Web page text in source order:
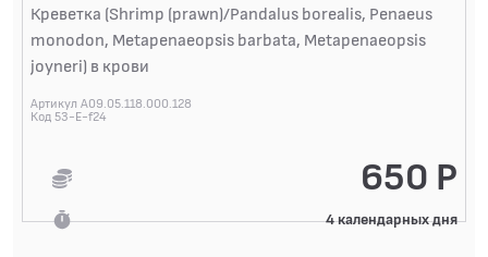
Креветка (Shrimp (prawn)/Pandalus borealis, Penaeus
monodon, Metapenaeopsis barbata, Metapenaeopsis
joyneri) в крови
Артикул A09.05.118.000.128
Код 53-E-f24
650 Р
4 календарных дня